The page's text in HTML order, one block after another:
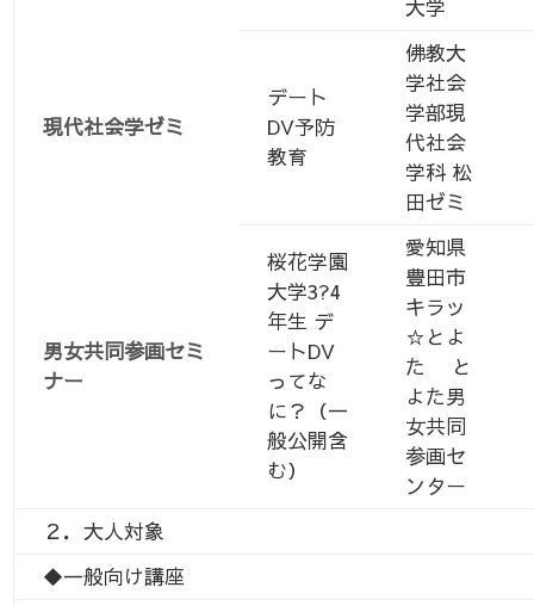
大学
現代社会学ゼミ
デート
DV予防
教育
佛教大
学社会
学部現
代社会
学科 松
田ゼミ
男女共同参画セミ
ナー
桜花学園
大学3?4
年生 デ
ートDV
ってな
に？（一
般公開含
む）
愛知県
豊田市
キラッ
☆とよ
た と
よた男
女共同
参画セ
ンター
２．大人対象
◆一般向け講座